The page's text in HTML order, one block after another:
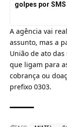
golpes por SMS
A agência vai
assunto, mas a
União de ato
que ligam para
cobrança ou
prefixo 0303.